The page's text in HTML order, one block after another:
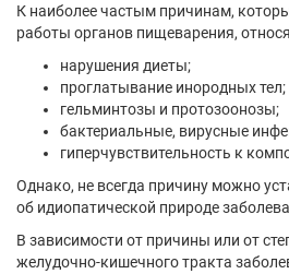
К наиболее частым причинам,
работы органов пищеварения,
нарушения диеты;
проглатывание инородных тел;
гельминтозы и протозоонозы;
бактериальные, вирусные
гиперчувствительность к
Однако, не всегда причину можно
об идиопатической природе
В зависимости от причины или от
желудочно-кишечного тракта